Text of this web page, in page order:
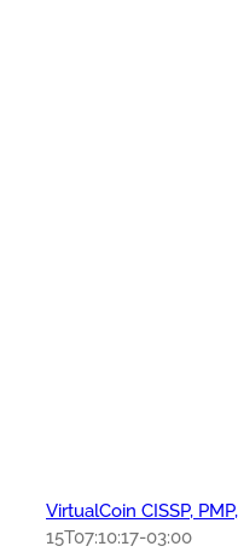
VirtualCoin CISSP,
15T07:10:17-03:00